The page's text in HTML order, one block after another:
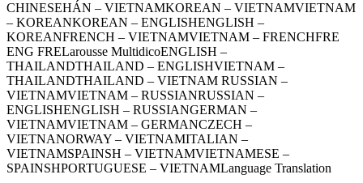
CHINESEHÁN – VIETNAMKOREAN – VIETNAMVIETNAM
– KOREANKOREAN – ENGLISHENGLISH –
KOREANFRENCH – VIETNAMVIETNAM – FRENCHFRE
ENG FRELarousse MultidicoENGLISH –
THAILANDTHAILAND – ENGLISHVIETNAM –
THAILANDTHAILAND – VIETNAM RUSSIAN –
VIETNAMVIETNAM – RUSSIANRUSSIAN –
ENGLISHENGLISH – RUSSIANGERMAN –
VIETNAMVIETNAM – GERMANCZECH –
VIETNANORWAY – VIETNAMITALIAN –
VIETNAMSPAINSH – VIETNAMVIETNAMESE –
SPAINSHPORTUGUESE – VIETNAMLanguage Translation